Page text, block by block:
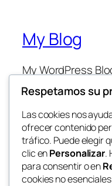
My Blog
My WordPress
Twenty Twenty-Five
Respetamos su
Las cookies nos
ofrecer contenido
tráfico. Puede elegir
clic enPersonalizar.
para consentir o en
cookies no